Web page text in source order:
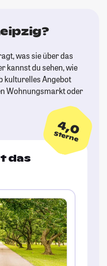
was sie über das
kannst du sehen, wie
kulturelles Angebot
Wohnungsmarkt oder
4,0
Sterne
das